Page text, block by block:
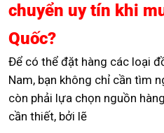
chuyển uy tín khi
Quốc?
Để có thể đặt hàng các loại
Nam, bạn không chỉ cần tìm
còn phải lựa chọn nguồn
cần thiết, bởi lẽ